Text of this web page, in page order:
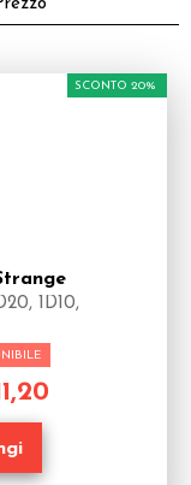
1D10,
SCONTO 20%